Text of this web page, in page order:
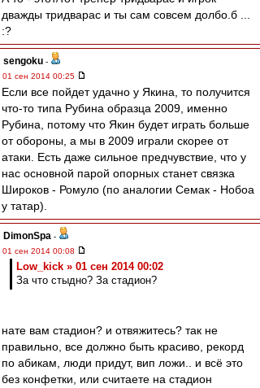
дважды тридварас и ты сам совсем долбо.б ...
:?
sengoku -
01 сен 2014 00:25
Если все пойдет удачно у Якина, то получится
что-то типа Рубина образца 2009, именно
Рубина, потому что Якин будет играть больше
от обороны, а мы в 2009 играли скорее от
атаки. Есть даже сильное предчувствие, что у
нас основной парой опорных станет связка
Широков - Ромуло (по аналогии Семак - Нобоа
у татар).
DimonSpa -
01 сен 2014 00:08
Low_kick » 01 сен 2014 00:02
За что стыдно? За стадион?
нате вам стадион? и отвяжитесь? так не
правильно, все должно быть красиво, рекорд
по абикам, люди придут, вип ложи.. и всё это
без конфетки, или считаете на стадион